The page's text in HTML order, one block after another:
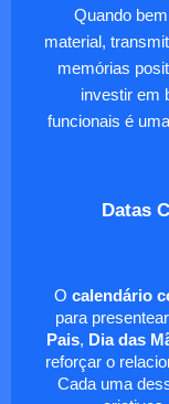
Quando
material,
memórias
investir em
funcionais é
Datas
O calendário
para
Pais, Dia das
reforçar o
Cada uma